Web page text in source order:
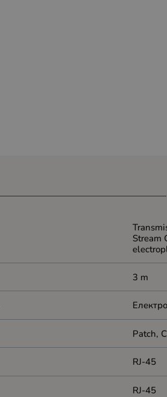
Stream
3 m
Patch,
RJ-45
RJ-45